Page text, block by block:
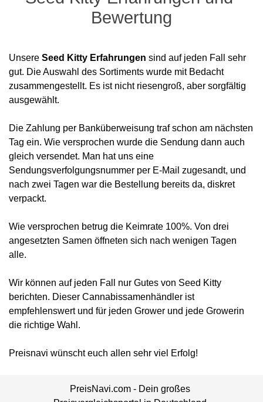
Bewertung
Unsere Seed Kitty Erfahrungen sind auf jeden Fall sehr
gut. Die Auswahl des Sortiments wurde mit Bedacht
zusammengestellt. Es ist nicht riesengroß, aber sorgfältig
ausgewählt.
Die Zahlung per Banküberweisung traf schon am nächsten
Tag ein. Wie versprochen wurde die Sendung dann auch
gleich versendet. Man hat uns eine
Sendungsverfolgungsnummer per E-Mail zugesandt, und
nach zwei Tagen war die Bestellung bereits da, diskret
verpackt.
Wie versprochen betrug die Keimrate 100%. Von drei
angesetzten Samen öffneten sich nach wenigen Tagen
alle.
Wir können auf jeden Fall nur Gutes von Seed Kitty
berichten. Dieser Cannabissamenhändler ist
empfehlenswert und für jeden Grower und jede Growerin
die richtige Wahl.
Preisnavi wünscht euch allen sehr viel Erfolg!
PreisNavi.com - Dein großes